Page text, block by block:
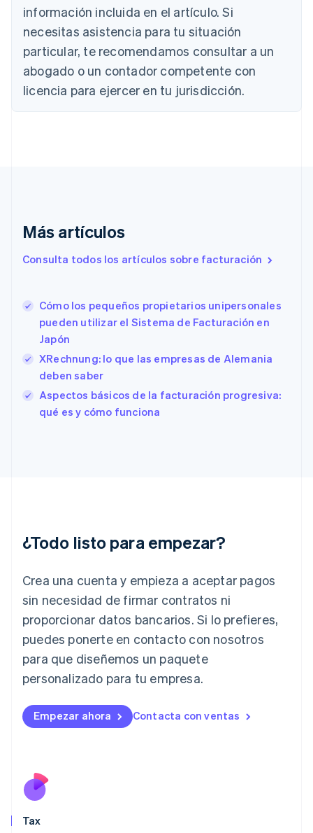
información incluida en el artículo. Si
necesitas asistencia para tu situación
particular, te recomendamos consultar a un
abogado o un contador competente con
licencia para ejercer en tu jurisdicción.
Más artículos
Consulta todos los artículos sobre facturación
Cómo los pequeños propietarios unipersonales
pueden utilizar el Sistema de Facturación en
Japón
XRechnung: lo que las empresas de Alemania
deben saber
Aspectos básicos de la facturación progresiva:
qué es y cómo funciona
¿Todo listo para empezar?
Crea una cuenta y empieza a aceptar pagos
sin necesidad de firmar contratos ni
proporcionar datos bancarios. Si lo prefieres,
puedes ponerte en contacto con nosotros
para que diseñemos un paquete
personalizado para tu empresa.
Empezar ahora Contacta con ventas
Tax
Deutsch English
Bélgica
Nederlands English
Brasil
PortuguêsEnglish
Bulgaria
Canadá
Dinamarca
English
Emiratos Árabes Unidos
English
Eslovenia
España
EspañolEnglish
Estados Unidos
Estonia
English
Hungría
English
Irlanda
Italia
ItalianoEnglish
Japón
English
Letonia
Liechtenstein
DeutschEnglish
Français
Malasia